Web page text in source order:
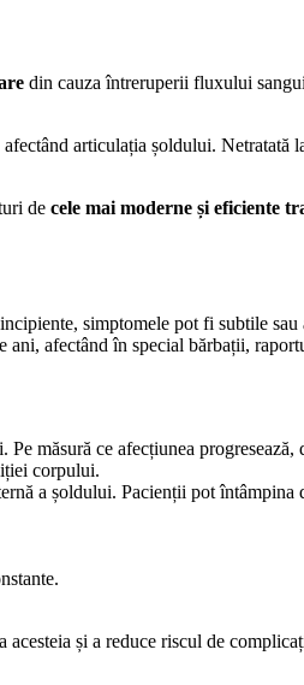
din cauza întreruperii fluxului
articulația șoldului. Netratată
de cele mai moderne și eficiente
simptomele pot fi subtile sau
ani, afectând în special bărbații,
măsură ce afecțiunea progresează,
corpului.
a șoldului. Pacienții pot întâmpina
acesteia și a reduce riscul de